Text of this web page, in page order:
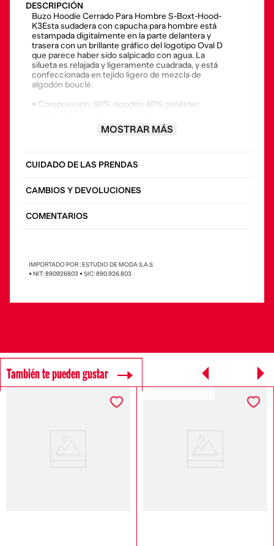
DESCRIPCIÓN
Buzo Hoodie Cerrado Para Hombre S-Boxt-Hood-
K3Esta sudadera con capucha para hombre está
estampada digitalmente en la parte delantera y
trasera con un brillante gráfico del logotipo Oval D
que parece haber sido salpicado con agua. La
silueta es relajada y ligeramente cuadrada, y está
confeccionada en tejido ligero de mezcla de
algodón bouclé.
• Composición: 60% algodón 40% poliéster,
• País origen: BangladeshMOSTRAR MÁS
CUIDADO DE LAS PRENDAS
CAMBIOS Y DEVOLUCIONES
COMENTARIOS
IMPORTADO POR : ESTUDIO DE MODA S.A.S
• NIT: 890926803 • SIC: 890.926.803
También te pueden gustar